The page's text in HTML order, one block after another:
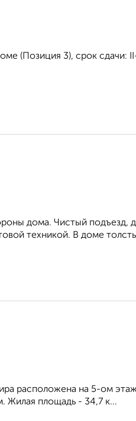
(Позиция 3), срок сдачи:
дома. Чистый
техникой. В доме
расположена на 5-ом
Жилая площадь - 34,7 к...